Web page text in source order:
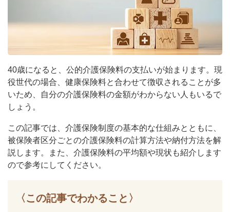
40歳になると、公的介護保険料の支払いが始まります。現
役世代の場合、健康保険料と合わせて徴収されることが多
いため、自分の介護保険料の金額がわからない人もいるで
しょう。
この記事では、介護保険制度の基本的な仕組みとともに、
被保険者区分ごとの介護保険料の計算方法や納付方法を解
説します。また、介護保険料の平均額や現状も紹介します
ので参考にしてください。
〈この記事でわかること〉